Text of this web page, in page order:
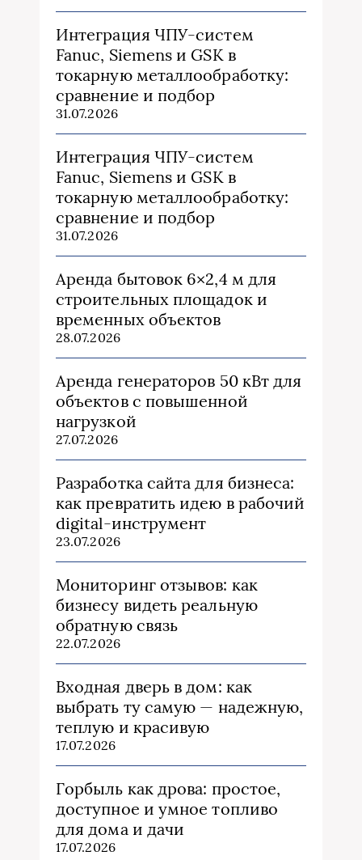
Интеграция ЧПУ-систем
Fanuc, Siemens и GSK в
токарную металлообработку:
сравнение и подбор
31.07.2026
Интеграция ЧПУ-систем
Fanuc, Siemens и GSK в
токарную металлообработку:
сравнение и подбор
31.07.2026
Аренда бытовок 6×2,4 м для
строительных площадок и
временных объектов
28.07.2026
Аренда генераторов 50 кВт для
объектов с повышенной
нагрузкой
27.07.2026
Разработка сайта для бизнеса:
как превратить идею в рабочий
digital-инструмент
23.07.2026
Мониторинг отзывов: как
бизнесу видеть реальную
обратную связь
22.07.2026
Входная дверь в дом: как
выбрать ту самую — надежную,
теплую и красивую
17.07.2026
Горбыль как дрова: простое,
доступное и умное топливо
для дома и дачи
17.07.2026